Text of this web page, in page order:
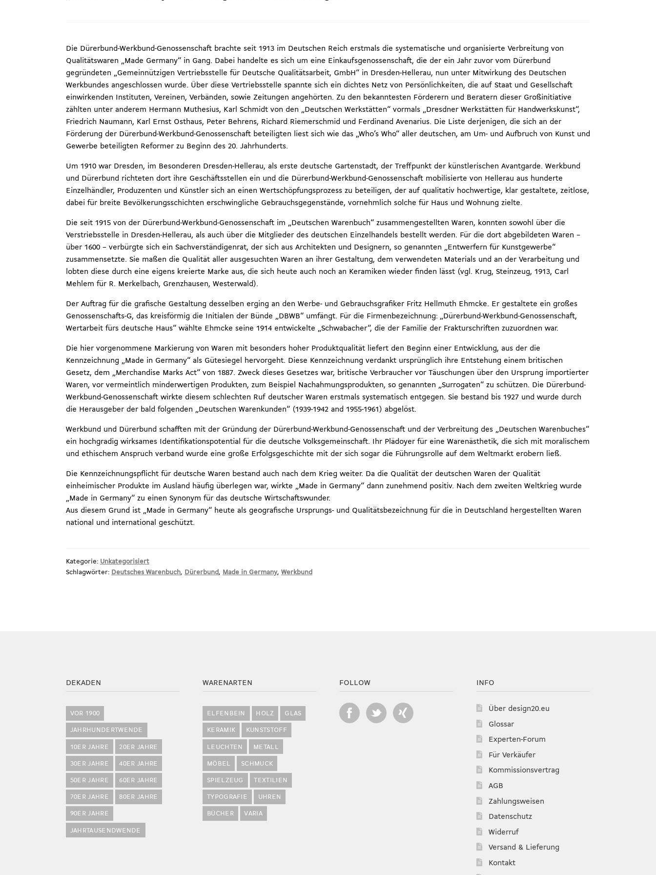
Die Dürerbund-Werkbund-Genossenschaft brachte seit 1913 im Deutschen Reich erstmals die systematische und organisierte Verbreitung von
Qualitätswaren „Made Germany“ in Gang. Dabei handelte es sich um eine Einkaufsgenossenschaft, die der ein Jahr zuvor vom Dürerbund
gegründeten „Gemeinnützigen Vertriebsstelle für Deutsche Qualitätsarbeit, GmbH“ in Dresden-Hellerau, nun unter Mitwirkung des Deutschen
Werkbundes angeschlossen wurde. Über diese Vertriebsstelle spannte sich ein dichtes Netz von Persönlichkeiten, die auf Staat und Gesellschaft
einwirkenden Instituten, Vereinen, Verbänden, sowie Zeitungen angehörten. Zu den bekanntesten Förderern und Beratern dieser Großinitiative
zählten unter anderem Hermann Muthesius, Karl Schmidt von den „Deutschen Werkstätten“ vormals „Dresdner Werkstätten für Handwerkskunst“,
Friedrich Naumann, Karl Ernst Osthaus, Peter Behrens, Richard Riemerschmid und Ferdinand Avenarius. Die Liste derjenigen, die sich an der
Förderung der Dürerbund-Werkbund-Genossenschaft beteiligten liest sich wie das „Who’s Who“ aller deutschen, am Um- und Aufbruch von Kunst und
Gewerbe beteiligten Reformer zu Beginn des 20. Jahrhunderts.
Um 1910 war Dresden, im Besonderen Dresden-Hellerau, als erste deutsche Gartenstadt, der Treffpunkt der künstlerischen Avantgarde. Werkbund
und Dürerbund richteten dort ihre Geschäftsstellen ein und die Dürerbund-Werkbund-Genossenschaft mobilisierte von Hellerau aus hunderte
Einzelhändler, Produzenten und Künstler sich an einen Wertschöpfungsprozess zu beteiligen, der auf qualitativ hochwertige, klar gestaltete, zeitlose,
dabei für breite Bevölkerungsschichten erschwingliche Gebrauchsgegenstände, vornehmlich solche für Haus und Wohnung zielte.
Die seit 1915 von der Dürerbund-Werkbund-Genossenschaft im „Deutschen Warenbuch“ zusammengestellten Waren, konnten sowohl über die
Verstriebsstelle in Dresden-Hellerau, als auch über die Mitglieder des deutschen Einzelhandels bestellt werden. Für die dort abgebildeten Waren –
über 1600 – verbürgte sich ein Sachverständigenrat, der sich aus Architekten und Designern, so genannten „Entwerfern für Kunstgewerbe“
zusammensetzte. Sie maßen die Qualität aller ausgesuchten Waren an ihrer Gestaltung, dem verwendeten Materials und an der Verarbeitung und
lobten diese durch eine eigens kreierte Marke aus, die sich heute auch noch an Keramiken wieder finden lässt (vgl. Krug, Steinzeug, 1913, Carl
Mehlem für R. Merkelbach, Grenzhausen, Westerwald).
Der Auftrag für die grafische Gestaltung desselben erging an den Werbe- und Gebrauchsgrafiker Fritz Hellmuth Ehmcke. Er gestaltete ein großes
Genossenschafts-G, das kreisförmig die Initialen der Bünde „DBWB“ umfängt. Für die Firmenbezeichnung: „Dürerbund-Werkbund-Genossenschaft,
Wertarbeit fürs deutsche Haus“ wählte Ehmcke seine 1914 entwickelte „Schwabacher“, die der Familie der Frakturschriften zuzuordnen war.
Die hier vorgenommene Markierung von Waren mit besonders hoher Produktqualität liefert den Beginn einer Entwicklung, aus der die
Kennzeichnung „Made in Germany“ als Gütesiegel hervorgeht. Diese Kennzeichnung verdankt ursprünglich ihre Entstehung einem britischen
Gesetz, dem „Merchandise Marks Act“ von 1887. Zweck dieses Gesetzes war, britische Verbraucher vor Täuschungen über den Ursprung importierter
Waren, vor vermeintlich minderwertigen Produkten, zum Beispiel Nachahmungsprodukten, so genannten „Surrogaten“ zu schützen. Die Dürerbund-
Werkbund-Genossenschaft wirkte diesem schlechten Ruf deutscher Waren erstmals systematisch entgegen. Sie bestand bis 1927 und wurde durch
die Herausgeber der bald folgenden „Deutschen Warenkunden“ (1939-1942 and 1955-1961) abgelöst.
Werkbund und Dürerbund schafften mit der Gründung der Dürerbund-Werkbund-Genossenschaft und der Verbreitung des „Deutschen Warenbuches“
ein hochgradig wirksames Identifikationspotential für die deutsche Volksgemeinschaft. Ihr Plädoyer für eine Warenästhetik, die sich mit moralischem
und ethischem Anspruch verband wurde eine große Erfolgsgeschichte mit der sich sogar die Führungsrolle auf dem Weltmarkt erobern ließ.
Die Kennzeichnungspflicht für deutsche Waren bestand auch nach dem Krieg weiter. Da die Qualität der deutschen Waren der Qualität
einheimischer Produkte im Ausland häufig überlegen war, wirkte „Made in Germany“ dann zunehmend positiv. Nach dem zweiten Weltkrieg wurde
„Made in Germany“ zu einen Synonym für das deutsche Wirtschaftswunder.
Aus diesem Grund ist „Made in Germany“ heute als geografische Ursprungs- und Qualitätsbezeichnung für die in Deutschland hergestellten Waren
national und international geschützt.
Kategorie: Unkategorisiert
Schlagwörter: Deutsches Warenbuch, Dürerbund, Made in Germany, Werkbund
DEKADEN
VOR 1900
JAHRHUNDERTWENDE
10ER JAHRE 20ER JAHRE
30ER JAHRE 40ER JAHRE
50ER JAHRE 60ER JAHRE
70ER JAHRE 80ER JAHRE
90ER JAHRE
JAHRTAUSENDWENDE
WARENARTEN
ELFENBEIN HOLZ GLAS
KERAMIK KUNSTSTOFF
LEUCHTEN METALL
MÖBEL SCHMUCK
SPIELZEUG TEXTILIEN
TYPOGRAFIE UHREN
BÜCHER VARIA
FOLLOW INFO
Über design20.eu
Glossar
Experten-Forum
Für Verkäufer
Kommissionsvertrag
AGB
Zahlungsweisen
Datenschutz
Widerruf
Versand & Lieferung
Kontakt